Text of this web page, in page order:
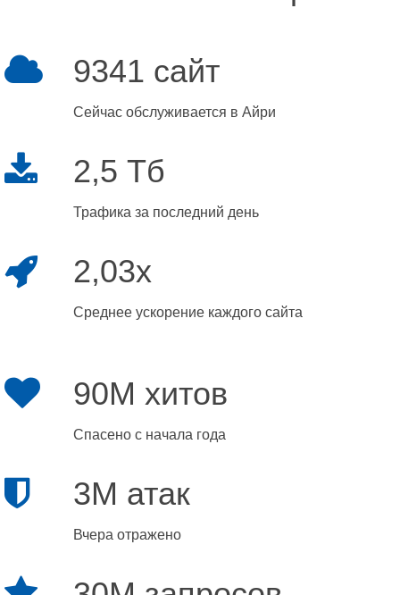
9341 сайт
Сейчас обслуживается в Айри
2,5 Тб
Трафика за последний день
2,03x
Среднее ускорение каждого сайта
90M хитов
Спасено с начала года
3M атак
Вчера отражено